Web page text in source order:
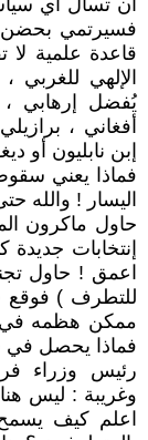
أن تسأل أي
فسيرتمي بحضن
قاعدة علمية لا
الإلهي
يُفضل إرهابي
أفغاني ،
إبن نابليون أو
فماذا يعني
اليسار ! والله
حاول ماكرون
إنتخابات
اعمق ! حاول
للتطرف )
ممكن هظمه في
فماذا يحصل في
رئيس وزراء
وغريبة : ليس
اعلم كيف